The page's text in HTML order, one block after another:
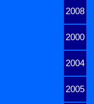
2008
2000
2004
2005